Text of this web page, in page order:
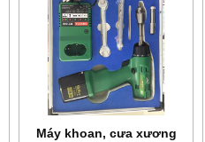
Máy khoan, cưa xương